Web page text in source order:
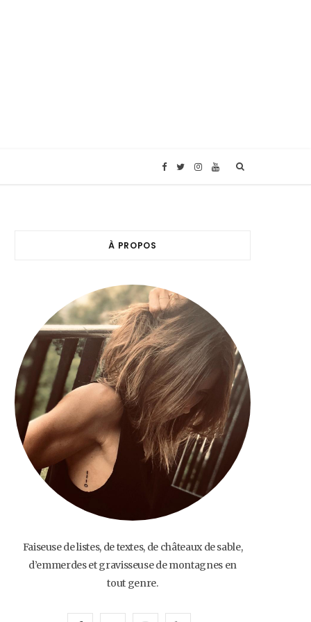
F
b
o
o
k
T
t
e
r
I
a
g
r
a
m
Y
À PROPOS
Faiseuse de listes, de textes, de châteaux de sable,
d’emmerdes et gravisseuse de montagnes en
tout genre.